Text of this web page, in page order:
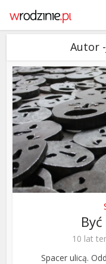
Autor
10 lat
Spacer ulicą.